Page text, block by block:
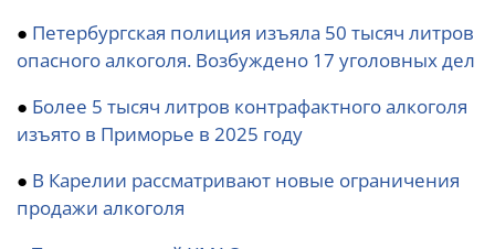
● Петербургская полиция изъяла 50 тысяч литров
опасного алкоголя. Возбуждено 17 уголовных дел
● Более 5 тысяч литров контрафактного алкоголя
изъято в Приморье в 2025 году
● В Карелии рассматривают новые ограничения
продажи алкоголя